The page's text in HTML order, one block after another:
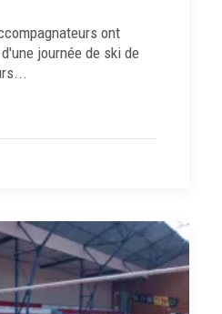
ont
journée de ski de